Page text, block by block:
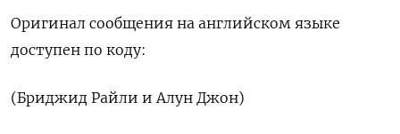
Оригинал сообщения на английском языке
доступен по коду:
(Бриджид Райли и Алун Джон)